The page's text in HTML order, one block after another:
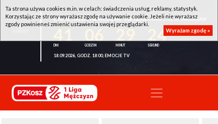
WKK ACTIVE HOTEL WROCŁAW - KSK QEMETICA NOTEĆ INOWROCŁAW
24
18.09.2026, GODZ. 18:00, EMOCJE TV
Ta strona używa cookies m.in. w celach: świadczenia usług, reklamy, statystyk.
Korzystając ze strony wyrażasz zgodę na używanie cookie. Jeżeli nie wyrażasz
zgody powinieneś zmienić ustawienia swojej przeglądarki.
Wyrażam zgodę »